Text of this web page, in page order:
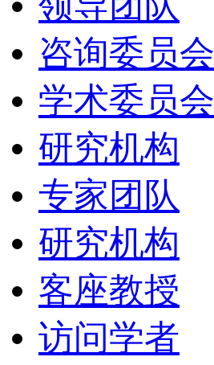
咨询委员会
学术委员会
研究机构
专家团队
研究机构
客座教授
访问学者